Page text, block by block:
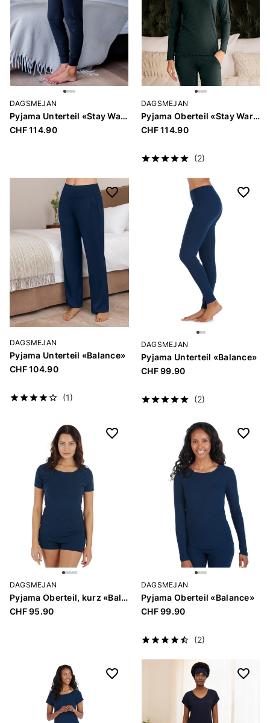
DAGSMEJAN
Pyjama Unterteil «Stay Warm»
CHF 114.90
DAGSMEJAN
Pyjama Oberteil «Stay Warm»
CHF 114.90
(2)
DAGSMEJAN
Pyjama Unterteil «Balance»
CHF 104.90
(1)
DAGSMEJAN
Pyjama Unterteil «Balance»
CHF 99.90
(2)
DAGSMEJAN
Pyjama Oberteil, kurz «Balance»
CHF 95.90
DAGSMEJAN
Pyjama Oberteil «Balance»
CHF 99.90
(2)